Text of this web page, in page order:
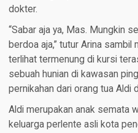
dokter.
“Sabar aja ya, Mas. Mungkin
berdoa aja,” tutur Arina sambil
terlihat termenung di kursi
sebuah hunian di kawasan
pernikahan dari orang tua Aldi
Aldi merupakan anak semata
keluarga perlente asli kota